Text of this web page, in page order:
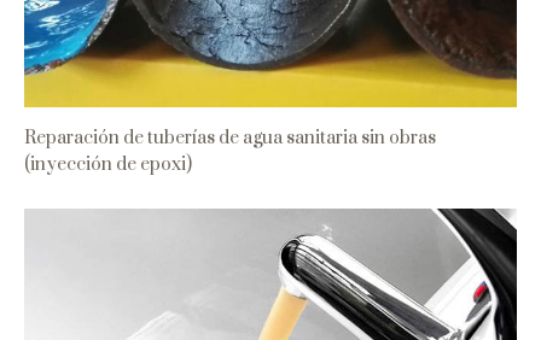
Reparación de tuberías de agua sanitaria sin obras
(inyección de epoxi)